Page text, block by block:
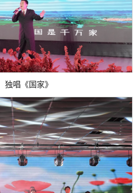
独唱《国家》